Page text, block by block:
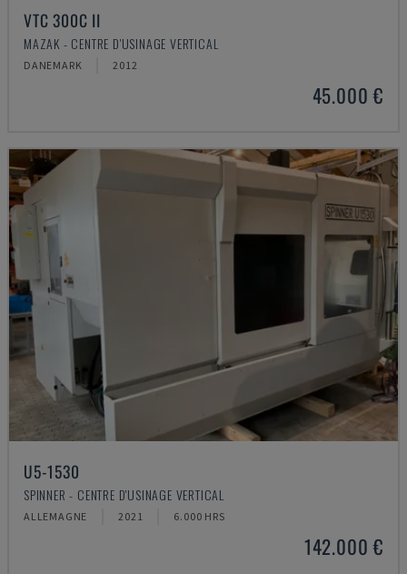
VTC 300C II
MAZAK - CENTRE D'USINAGE VERTICAL
DANEMARK 2012
45.000 €
U5-1530
SPINNER - CENTRE D'USINAGE VERTICAL
ALLEMAGNE 2021 6.000 HRS
142.000 €